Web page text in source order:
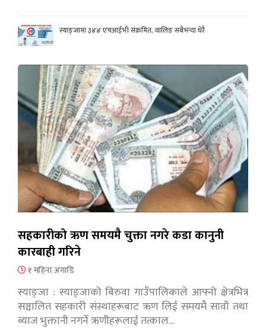
स्याङ्जामा ३४४ एचआईभी संक्रमित, वालिङ सबैभन्दा धेरै
सहकारीको ऋण समयमै चुक्ता नगरे कडा कानुनी
कारबाही गरिने
१ महिना अगाडि
स्याङ्जा : स्याङ्जाको बिरुवा गाउँपालिकाले आफ्नो क्षेत्रभित्र
सञ्चालित सहकारी संस्थाहरूबाट ऋण लिई समयमै सावाँ तथा
ब्याज भुक्तानी नगर्ने ऋणीहरूलाई तत्काल…